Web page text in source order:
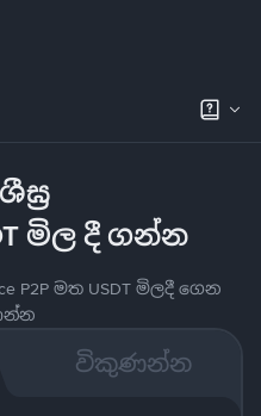
මිල දී ගන්න
P2P මත USDT මිලදී ගෙන
විකුණන්න